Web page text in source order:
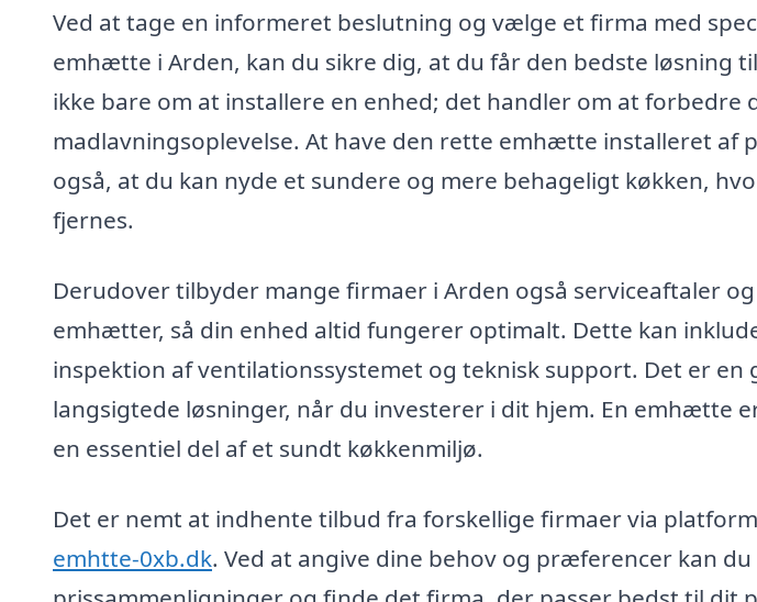
Ved at tage en informeret beslutning og vælge et firma med
emhætte i Arden, kan du sikre dig, at du får den bedste løsning
ikke bare om at installere en enhed; det handler om at forbedre
madlavningsoplevelse. At have den rette emhætte installeret af
også, at du kan nyde et sundere og mere behageligt køkken,
fjernes.
Derudover tilbyder mange firmaer i Arden også serviceaftaler
emhætter, så din enhed altid fungerer optimalt. Dette kan
inspektion af ventilationssystemet og teknisk support. Det er en
langsigtede løsninger, når du investerer i dit hjem. En emhætte
en essentiel del af et sundt køkkenmiljø.
Det er nemt at indhente tilbud fra forskellige firmaer via
emhtte-0xb.dk. Ved at angive dine behov og præferencer kan